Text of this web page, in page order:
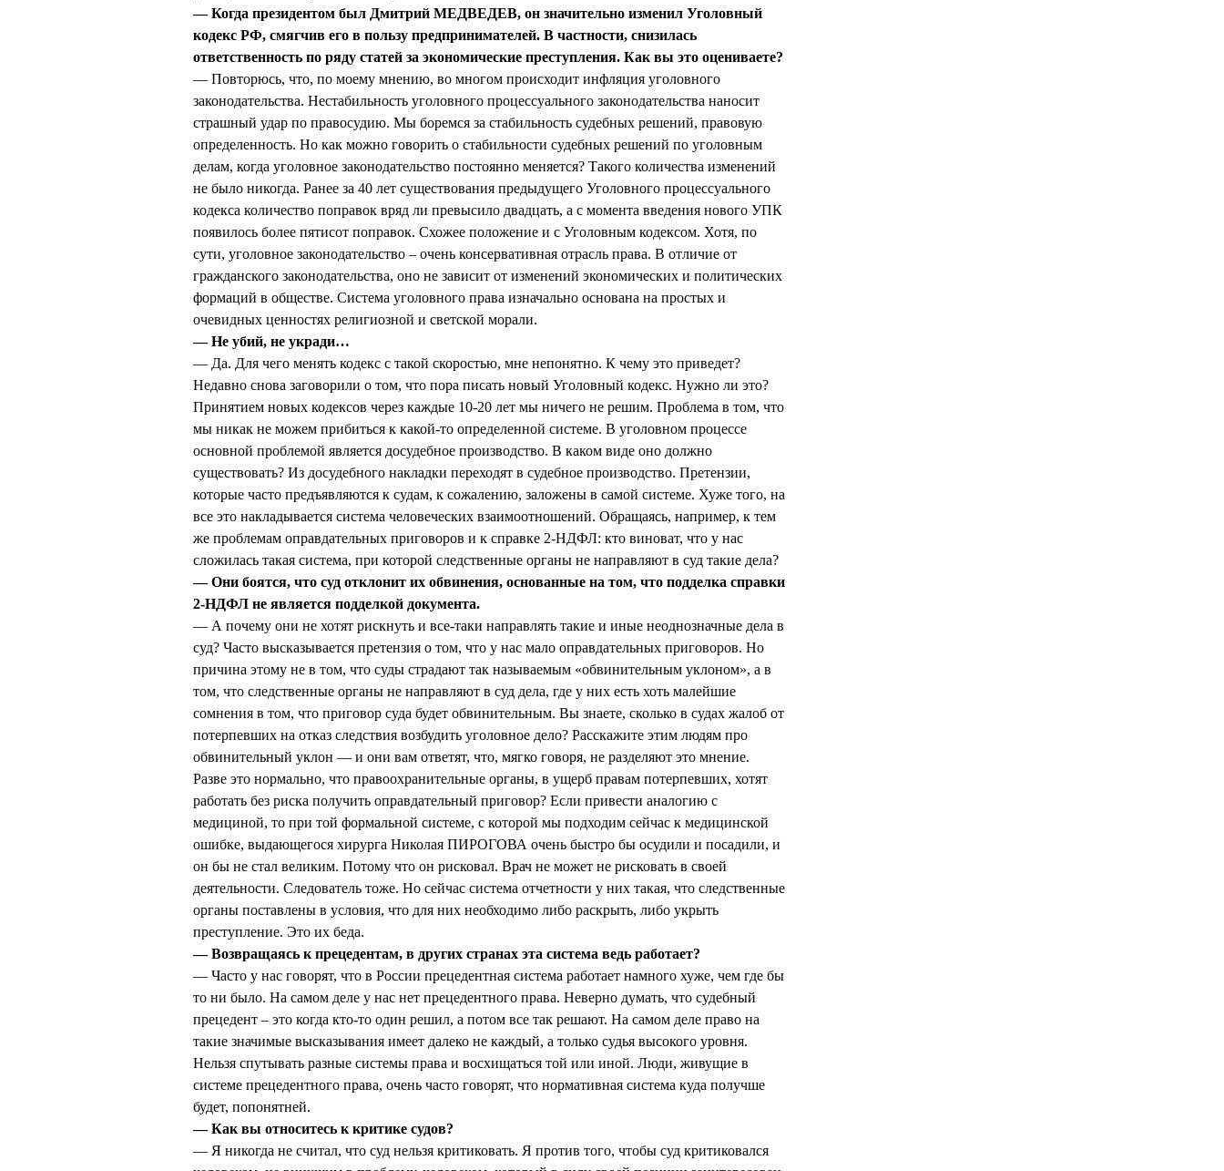
— Когда президентом был Дмитрий МЕДВЕДЕВ, он значительно изменил Уголовный
кодекс РФ, смягчив его в пользу предпринимателей. В частности, снизилась
ответственность по ряду статей за экономические преступления. Как вы это оцениваете?
— Повторюсь, что, по моему мнению, во многом происходит инфляция уголовного
законодательства. Нестабильность уголовного процессуального законодательства наносит
страшный удар по правосудию. Мы боремся за стабильность судебных решений, правовую
определенность. Но как можно говорить о стабильности судебных решений по уголовным
делам, когда уголовное законодательство постоянно меняется? Такого количества изменений
не было никогда. Ранее за 40 лет существования предыдущего Уголовного процессуального
кодекса количество поправок вряд ли превысило двадцать, а с момента введения нового УПК
появилось более пятисот поправок. Схожее положение и с Уголовным кодексом. Хотя, по
сути, уголовное законодательство – очень консервативная отрасль права. В отличие от
гражданского законодательства, оно не зависит от изменений экономических и политических
формаций в обществе. Система уголовного права изначально основана на простых и
очевидных ценностях религиозной и светской морали.
— Не убий, не укради…
— Да. Для чего менять кодекс с такой скоростью, мне непонятно. К чему это приведет?
Недавно снова заговорили о том, что пора писать новый Уголовный кодекс. Нужно ли это?
Принятием новых кодексов через каждые 10-20 лет мы ничего не решим. Проблема в том, что
мы никак не можем прибиться к какой-то определенной системе. В уголовном процессе
основной проблемой является досудебное производство. В каком виде оно должно
существовать? Из досудебного накладки переходят в судебное производство. Претензии,
которые часто предъявляются к судам, к сожалению, заложены в самой системе. Хуже того, на
все это накладывается система человеческих взаимоотношений. Обращаясь, например, к тем
же проблемам оправдательных приговоров и к справке 2-НДФЛ: кто виноват, что у нас
сложилась такая система, при которой следственные органы не направляют в суд такие дела?
— Они боятся, что суд отклонит их обвинения, основанные на том, что подделка справки
2-НДФЛ не является подделкой документа.
— А почему они не хотят рискнуть и все-таки направлять такие и иные неоднозначные дела в
суд? Часто высказывается претензия о том, что у нас мало оправдательных приговоров. Но
причина этому не в том, что суды страдают так называемым «обвинительным уклоном», а в
том, что следственные органы не направляют в суд дела, где у них есть хоть малейшие
сомнения в том, что приговор суда будет обвинительным. Вы знаете, сколько в судах жалоб от
потерпевших на отказ следствия возбудить уголовное дело? Расскажите этим людям про
обвинительный уклон — и они вам ответят, что, мягко говоря, не разделяют это мнение.
Разве это нормально, что правоохранительные органы, в ущерб правам потерпевших, хотят
работать без риска получить оправдательный приговор? Если привести аналогию с
медициной, то при той формальной системе, с которой мы подходим сейчас к медицинской
ошибке, выдающегося хирурга Николая ПИРОГОВА очень быстро бы осудили и посадили, и
он бы не стал великим. Потому что он рисковал. Врач не может не рисковать в своей
деятельности. Следователь тоже. Но сейчас система отчетности у них такая, что следственные
органы поставлены в условия, что для них необходимо либо раскрыть, либо укрыть
преступление. Это их беда.
— Возвращаясь к прецедентам, в других странах эта система ведь работает?
— Часто у нас говорят, что в России прецедентная система работает намного хуже, чем где бы
то ни было. На самом деле у нас нет прецедентного права. Неверно думать, что судебный
прецедент – это когда кто-то один решил, а потом все так решают. На самом деле право на
такие значимые высказывания имеет далеко не каждый, а только судья высокого уровня.
Нельзя спутывать разные системы права и восхищаться той или иной. Люди, живущие в
системе прецедентного права, очень часто говорят, что нормативная система куда получше
будет, попонятней.
— Как вы относитесь к критике судов?
— Я никогда не считал, что суд нельзя критиковать. Я против того, чтобы суд критиковался